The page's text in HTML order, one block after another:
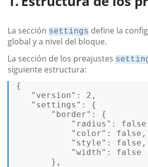
La sección settings define la
global y a nivel del bloque.
La sección de los preajustes
siguiente estructura:
{
"version" : 2,
"settings" : {
"border" : {
"radius" : false
"color" : false ,
"style" : false ,
"width" : false
},